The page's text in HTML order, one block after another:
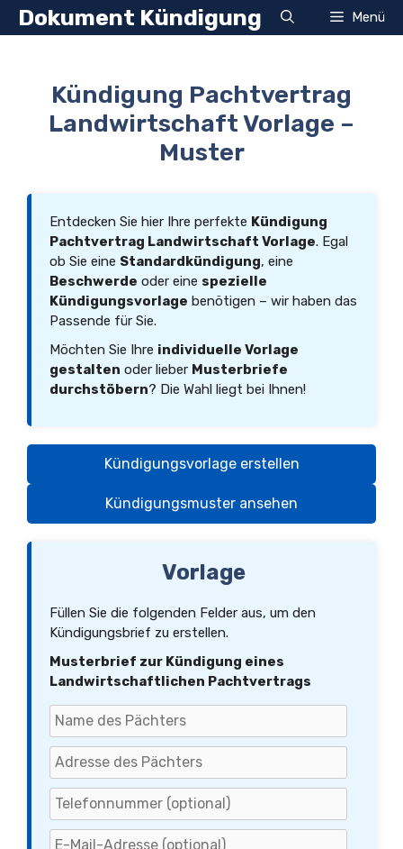
Zum
InhaltDokument Kündigung Menü
Kündigung Pachtvertrag
Landwirtschaft Vorlage –
Muster
Entdecken Sie hier Ihre perfekte Kündigung
Pachtvertrag Landwirtschaft Vorlage. Egal
ob Sie eine Standardkündigung, eine
Beschwerde oder eine spezielle
Kündigungsvorlage benötigen – wir haben das
Passende für Sie.
Möchten Sie Ihre individuelle Vorlage
gestalten oder lieber Musterbriefe
durchstöbern? Die Wahl liegt bei Ihnen!
Kündigungsvorlage erstellen
Kündigungsmuster ansehen
Vorlage
Füllen Sie die folgenden Felder aus, um den
Kündigungsbrief zu erstellen.
Musterbrief zur Kündigung eines
Landwirtschaftlichen Pachtvertrags